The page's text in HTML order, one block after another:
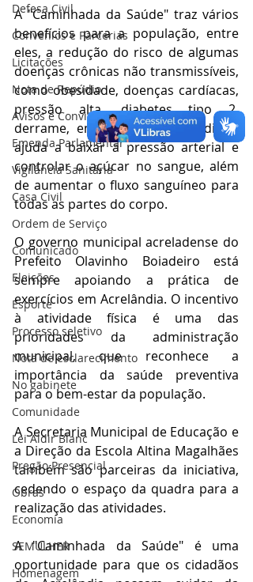
Defesa Civil
Convênios e Parcerias
Licitações
Nota de Repúdio
Avisos e Convites
Emenda Parlamentar
Vigilância Sanitária
Casa Civil
Ordem de Serviço
Comunicado
Eleições
Esporte
Processo seletivo
Nota de esclarecimento
No gabinete
Comunidade
Lei Aldir Blanc
Pregão Presencial
Obras
Economia
SEMULHER
Homenagem
A "Caminhada da Saúde" traz vários
benefícios para a população, entre
eles, a redução do risco de algumas
doenças crônicas não transmissíveis,
como obesidade, doenças cardíacas,
pressão alta, diabetes tipo 2,
derrame, entre outras. Além disso,
ajuda a baixar a pressão arterial e
controlar o açúcar no sangue, além
de aumentar o fluxo sanguíneo para
todas as partes do corpo.
O governo municipal acreladense do
Prefeito Olavinho Boiadeiro está
sempre apoiando a prática de
exercícios em Acrelândia. O incentivo
à atividade física é uma das
prioridades da administração
municipal, que reconhece a
importância da saúde preventiva
para o bem-estar da população.
A Secretaria Municipal de Educação e
a Direção da Escola Altina Magalhães
também são parceiras da iniciativa,
cedendo o espaço da quadra para a
realização das atividades.
A "Caminhada da Saúde" é uma
oportunidade para que os cidadãos